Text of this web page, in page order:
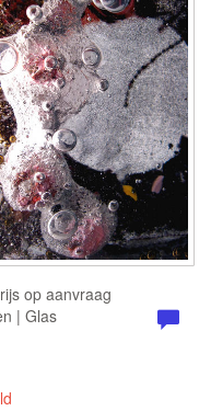
op aanvraag
| Glas